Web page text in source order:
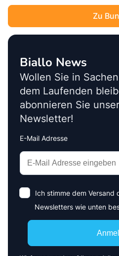
Zu
Biallo News
Wollen Sie in
dem Laufenden
abonnieren Sie
Newsletter!
E-Mail Adresse
Interests
Amount
Ich stimme dem Versand
Newsletters wie unten